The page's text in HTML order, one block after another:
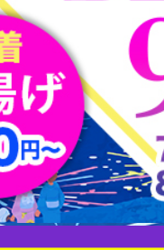
薩摩焼
高取焼